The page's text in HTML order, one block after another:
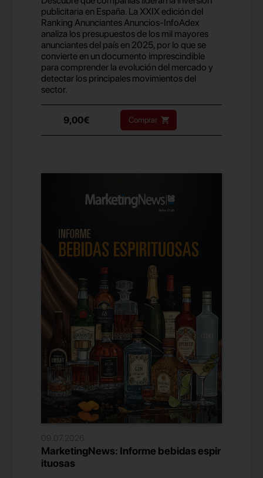
publicitaria en España. La XXIX edición del
Ranking Anunciantes Anuncios-InfoAdex
analiza los presupuestos de los mil mayores
anunciantes del país en 2025, por lo que se
convierte en un documento imprescindible
para comprender la evolución del mercado y
detectar los principales movimientos del
sector.
9,00€ Comprar
09.07.2026
MarketingNews: Informe bebidas espir
ituosas